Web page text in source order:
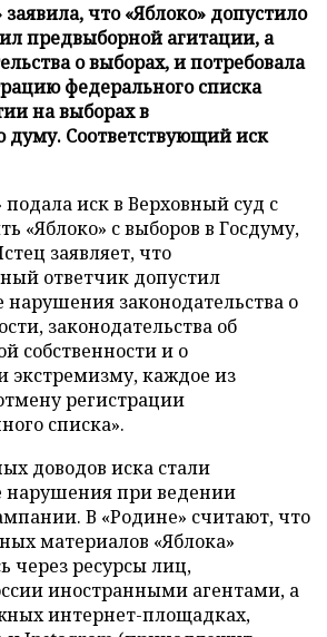
что «Яблоко» допустило
предвыборной агитации, а
о выборах, и потребовала
федерального списка
на выборах в
думу. Соответствующий иск
иск в Верховный суд с
«Яблоко» с выборов в Госдуму,
заявляет, что
ответчик допустил
законодательства о
законодательства об
собственности и о
экстремизму, каждое из
регистрации
списка».
доводов иска стали
нарушения при ведении
В «Родине» считают, что
материалов «Яблока»
через ресурсы лиц,
иностранными агентами, а
интернет-площадках,